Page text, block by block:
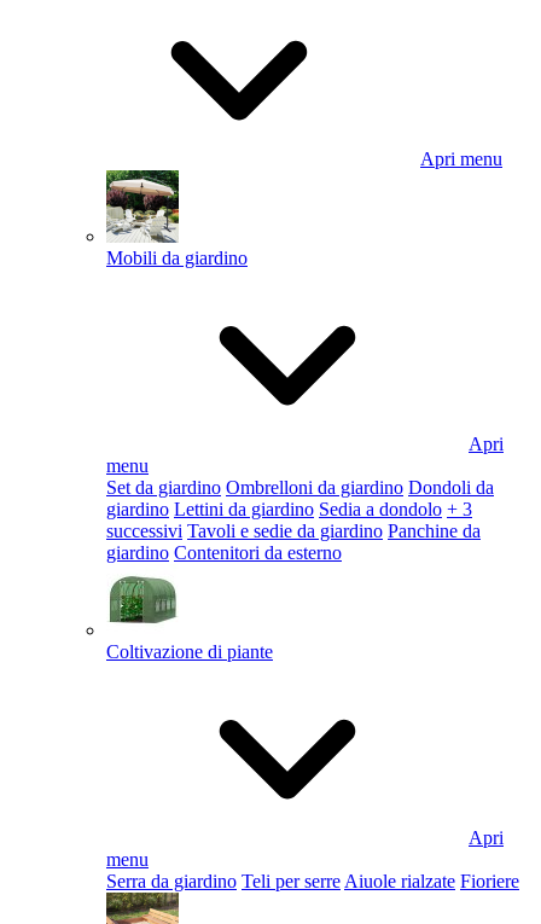
Apri menu
Mobili da giardino
Apri
menu
Set da giardino Ombrelloni da giardino Dondoli da
giardino Lettini da giardino Sedia a dondolo + 3
successivi Tavoli e sedie da giardino Panchine da
giardino Contenitori da esterno
Coltivazione di piante
Apri
menu
Serra da giardino Teli per serre Aiuole rialzate Fioriere